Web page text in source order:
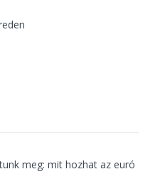
meg: mit hozhat az euró